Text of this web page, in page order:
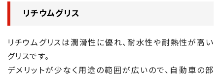
リチウムグリス
リチウムグリスは潤滑性に優れ、耐水性や耐熱性が高い
グリスです。
デメリットが少なく用途の範囲が広いので、自動車の部